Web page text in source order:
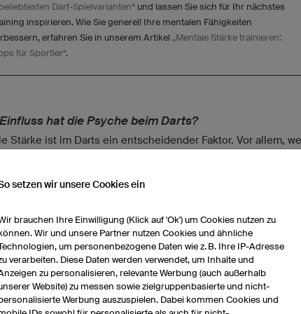
Dart-Spielvarianten“ und lassen Sie sich für Ihr nächstes
inspirieren. Wie Sie generell Ihre mentalen Fähigkeiten
erfahren Sie in unserem Artikel „Mentale Stärke trainieren:
für Sportler“.
hat die Psyche beim Darts?
Stärke ist im Darts ein entscheidender Faktor. Vor allem,
dasselbe Leistungsniveau haben, kann eine starke
Sieg geben. Doch
Match befinden sich Spieler in einer Drucksituation und
Stress. Das Gehirn nimmt dies als eineGefahrensituation
Stresshormone aus
– ein uralter Mechanismus, der in
ist. In Folge steigen der Puls und Blutdruck, das Blut
die Muskeln und diese spannen sich an (verkrampfen). Es
dass diese Faktoren in einem Dart-Match, in dem es um
setzen wir unsere Cookies ein
brauchen Ihre Einwilligung (Klick auf 'Ok') um Cookies nutzen zu
Wir und unsere Partner nutzen Cookies und ähnliche
um personenbezogene Daten wie z. B. Ihre IP-Adresse
verarbeiten. Diese Daten werden verwendet, um Inhalte und
zu personalisieren, relevante Werbung (auch außerhalb
Website) zu messen sowie zielgruppenbasierte und nicht-
Werbung auszuspielen. Dabei kommen Cookies und